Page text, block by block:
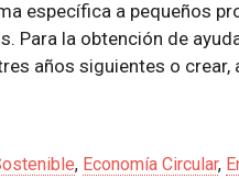
específica a pequeños
Para la obtención de
años siguientes o crear,
, Economía Circular,